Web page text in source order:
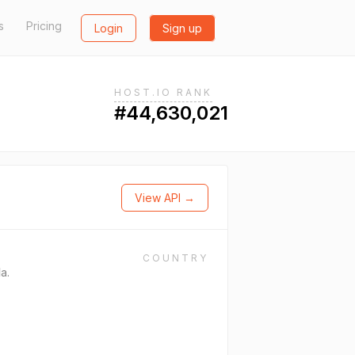
Pricing Login Sign up
HOST.IO RANK
#44,630,021
View API →
COUNTRY